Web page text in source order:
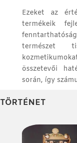
Ezeket az
termékeik
természet
összetevői
során, így
TÖRTÉNET